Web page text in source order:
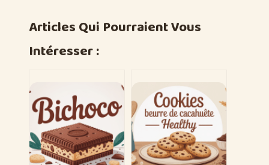
Articles Qui Pourraient Vous
Intéresser :